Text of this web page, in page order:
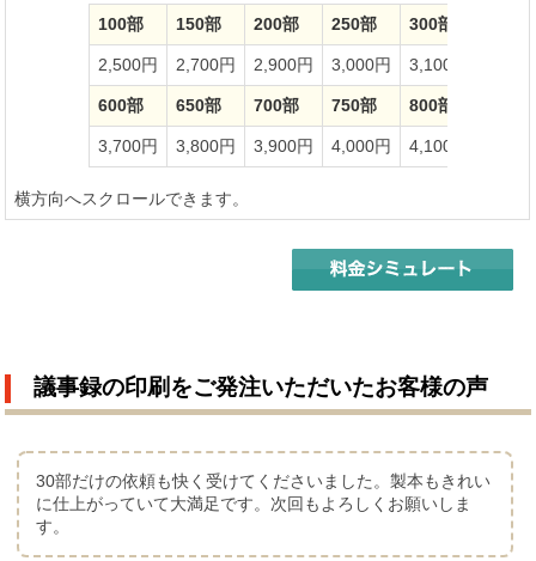
100部 150部 200部 250部 300部
2,500円 2,700円 2,900円 3,000円 3,100円
600部 650部 700部 750部 800部
3,700円 3,800円 3,900円 4,000円 4,100円
横方向へスクロールできます。
議事録の印刷をご発注いただいたお客様の声
30部だけの依頼も快く受けてくださいました。製本もきれい
に仕上がっていて大満足です。次回もよろしくお願いしま
す。